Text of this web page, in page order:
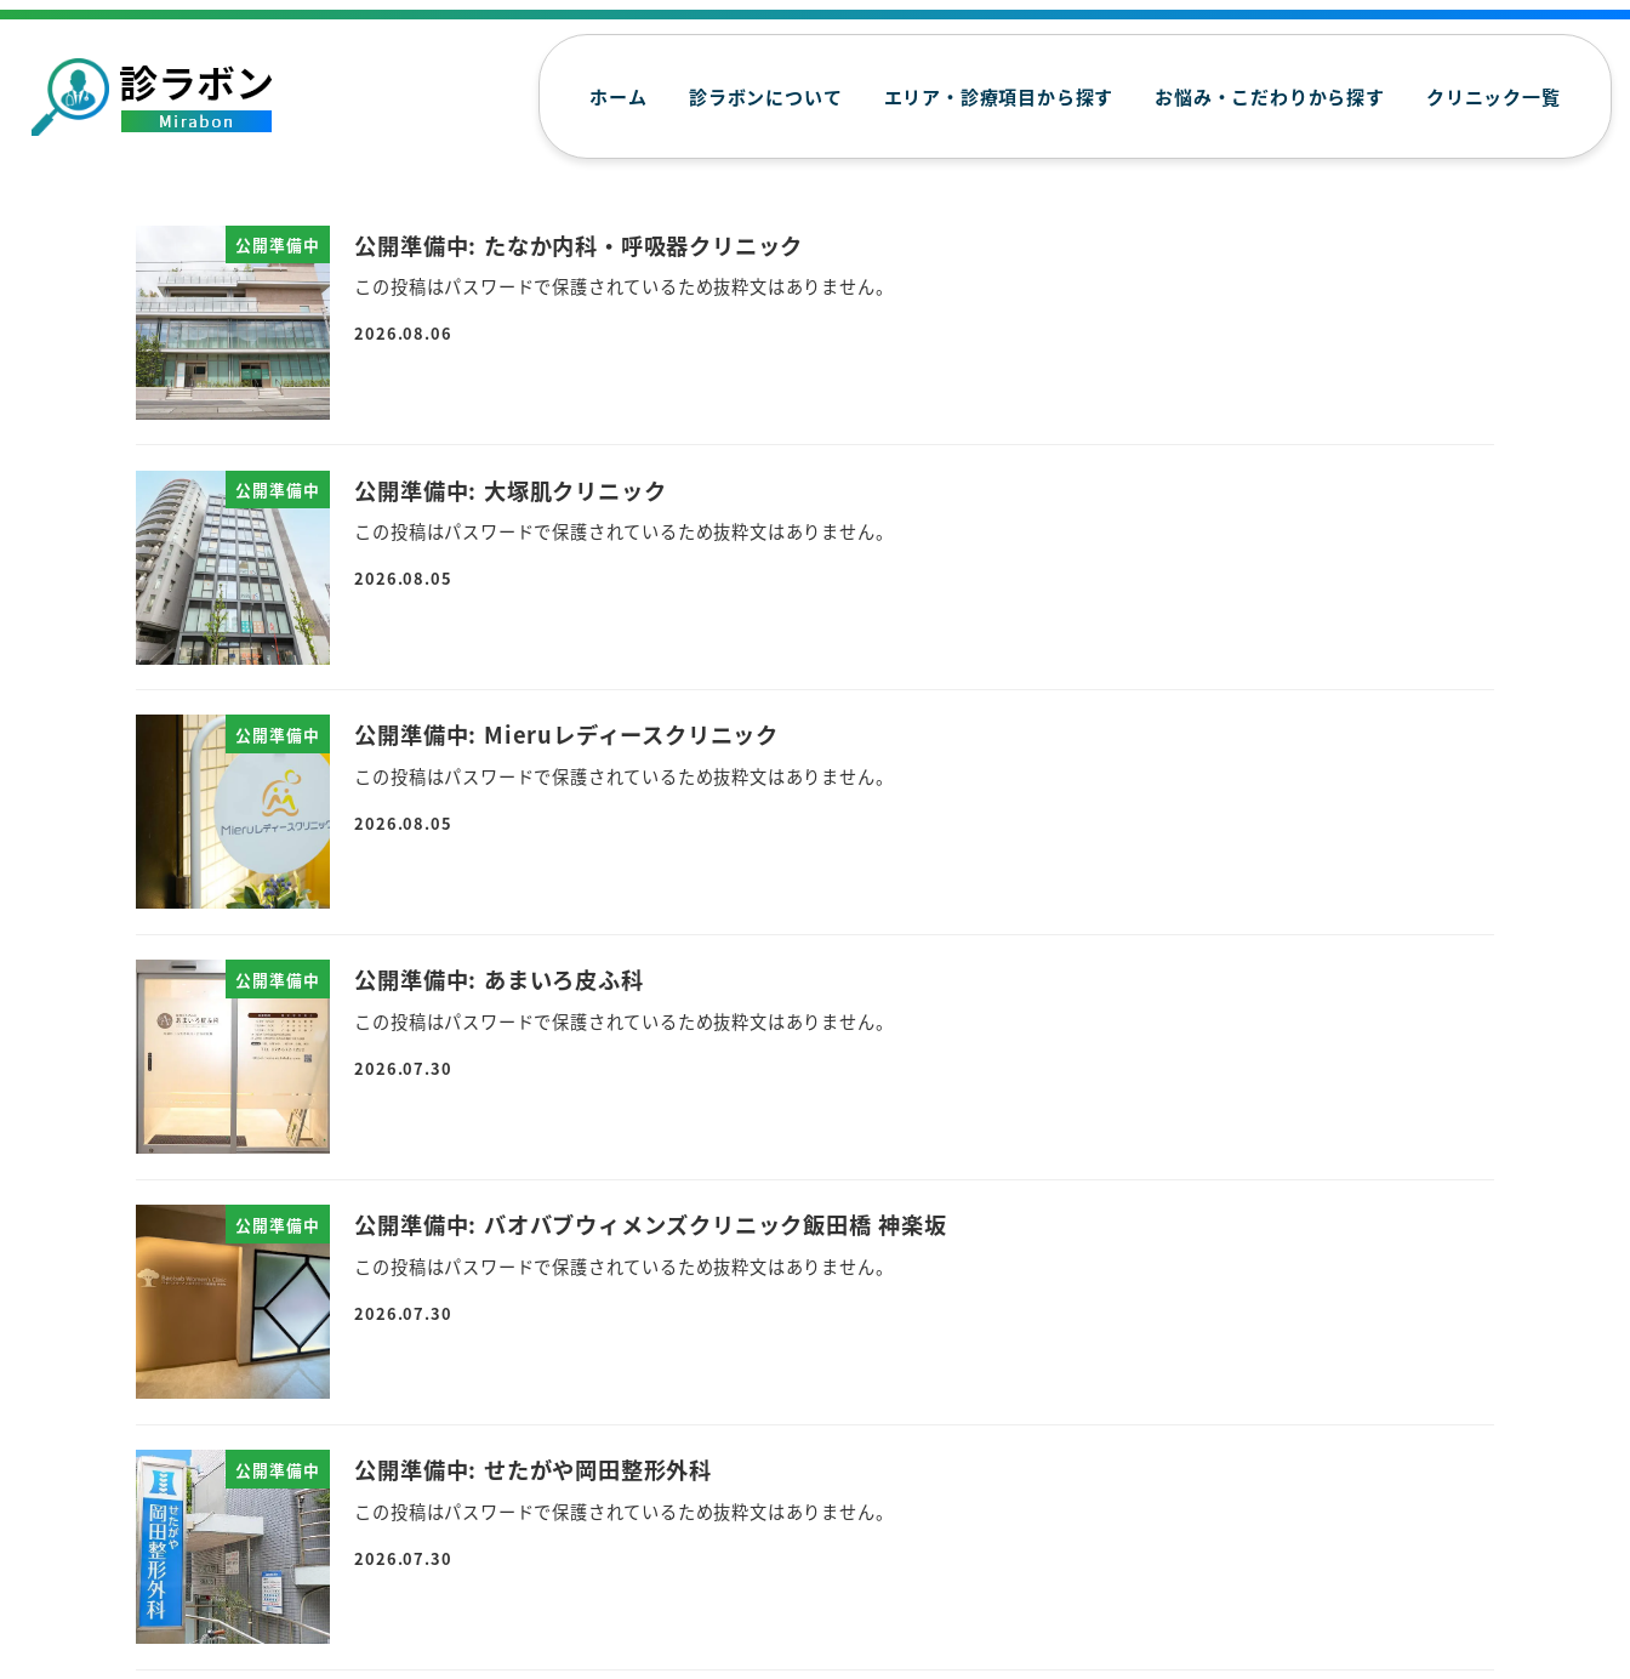
ホーム 診ラボンについて エリア・診療項目から探す お悩み・こだわりから探す クリニック一覧
公開準備中 公開準備中: たなか内科・呼吸器クリニック
この投稿はパスワードで保護されているため抜粋文はありません。
2026.08.06
公開準備中 公開準備中: 大塚肌クリニック
この投稿はパスワードで保護されているため抜粋文はありません。
2026.08.05
公開準備中 公開準備中: Mieruレディースクリニック
この投稿はパスワードで保護されているため抜粋文はありません。
2026.08.05
公開準備中 公開準備中: あまいろ皮ふ科
この投稿はパスワードで保護されているため抜粋文はありません。
2026.07.30
公開準備中 公開準備中: バオバブウィメンズクリニック飯田橋 神楽坂
この投稿はパスワードで保護されているため抜粋文はありません。
2026.07.30
公開準備中 公開準備中: せたがや岡田整形外科
この投稿はパスワードで保護されているため抜粋文はありません。
2026.07.30